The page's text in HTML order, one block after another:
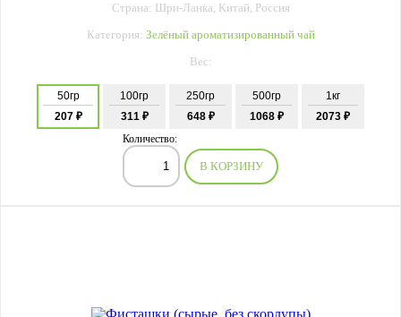
Страна: Шри-Ланка, Китай, Россия
Категория: Зелёный ароматизированный чай
Вес:
50гр
207 ₽
100гр
311 ₽
250гр
648 ₽
500гр
1068 ₽
1кг
2073 ₽
Количество:
В КОРЗИНУ